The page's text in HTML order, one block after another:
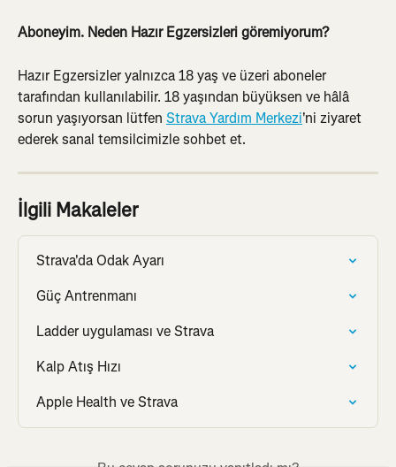
Aboneyim. Neden Hazır Egzersizleri göremiyorum?
Hazır Egzersizler yalnızca 18 yaş ve üzeri aboneler
tarafından kullanılabilir. 18 yaşından büyüksen ve hâlâ
sorun yaşıyorsan lütfen Strava Yardım Merkezi'ni ziyaret
ederek sanal temsilcimizle sohbet et.
İlgili Makaleler
Strava'da Odak Ayarı
Güç Antrenmanı
Ladder uygulaması ve Strava
Kalp Atış Hızı
Apple Health ve Strava